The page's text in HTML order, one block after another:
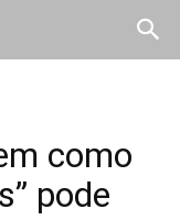
como
pode